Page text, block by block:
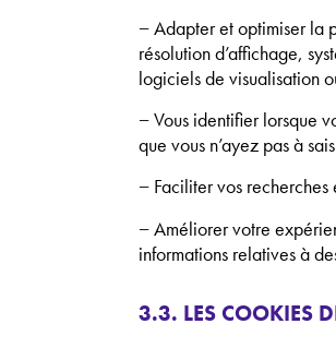
− Adapter et optimiser la
résolution d’affichage,
logiciels de visualisation
− Vous identifier lorsque
que vous n’ayez pas à
− Faciliter vos recherches
− Améliorer votre
informations relatives à
3.3. LES COOKIES